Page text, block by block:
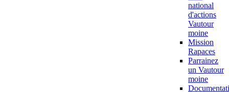
national
d'actions
Vautour
moine
Mission
Rapaces
Parrainez
un Vautour
moine